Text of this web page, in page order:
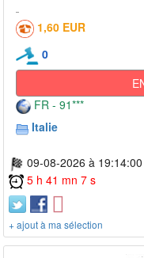
1,60 EUR
0
FR - 91***
Italie
09-08-2026 à 19:14:00
5 h 41 mn 7 s
+ ajout à ma sélection